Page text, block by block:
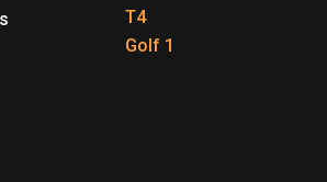
T4
Golf 1